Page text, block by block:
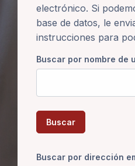
electrónico. Si
base de datos, le
instrucciones para
Buscar por nombre de
Buscar por dirección